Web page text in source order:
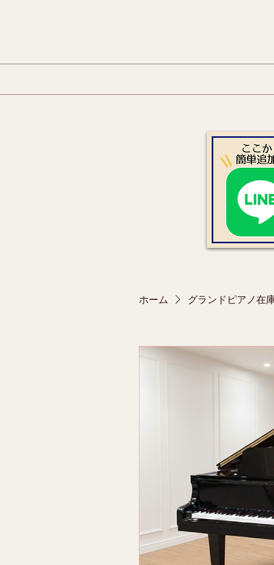
ホーム グランドピアノ在